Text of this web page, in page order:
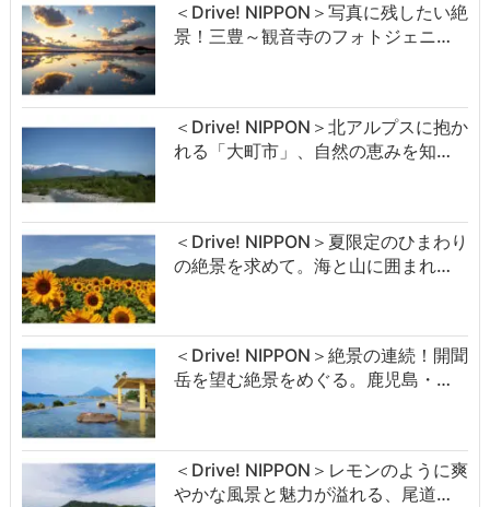
＜Drive! NIPPON＞写真に残したい絶
景！三豊～観音寺のフォトジェニ…
＜Drive! NIPPON＞北アルプスに抱か
れる「大町市」、自然の恵みを知…
＜Drive! NIPPON＞夏限定のひまわり
の絶景を求めて。海と山に囲まれ…
＜Drive! NIPPON＞絶景の連続！開聞
岳を望む絶景をめぐる。鹿児島・…
＜Drive! NIPPON＞レモンのように爽
やかな風景と魅力が溢れる、尾道…